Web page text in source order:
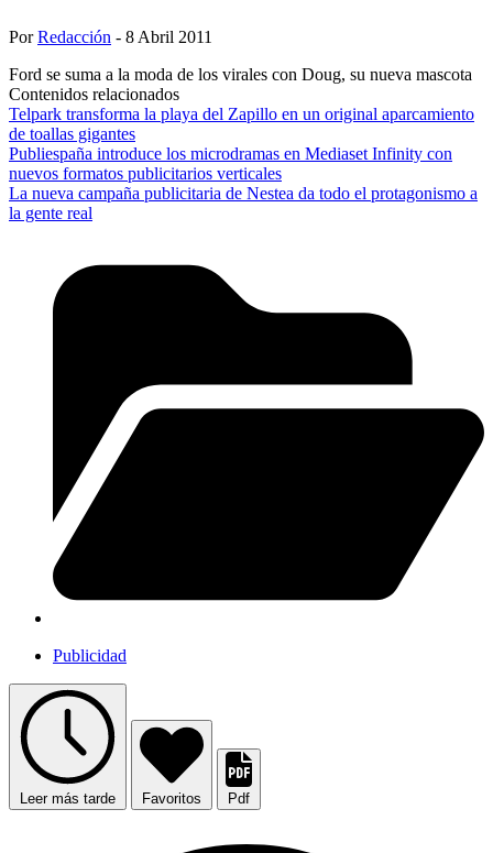
PorRedacción - 8 Abril 2011
Ford se suma a la moda de los virales con Doug, su nueva mascota
Contenidos relacionados
Telpark transforma la playa del Zapillo en un original aparcamiento
de toallas gigantes
Publiespaña introduce los microdramas en Mediaset Infinity con
nuevos formatos publicitarios verticales
La nueva campaña publicitaria de Nestea da todo el protagonismo a
la gente real
Publicidad
Leer más tarde Favoritos Pdf